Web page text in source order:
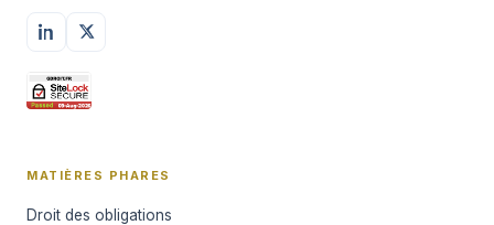
MATIÈRES PHARES
Droit des obligations